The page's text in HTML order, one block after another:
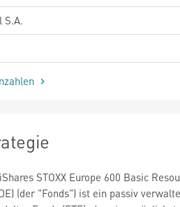
S.A.
STOXX Europe 600 Basic
(der "Fonds") ist ein passiv